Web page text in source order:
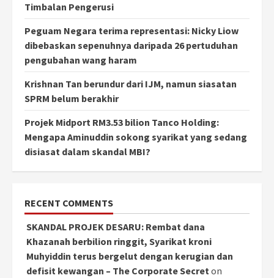
Timbalan Pengerusi
Peguam Negara terima representasi: Nicky Liow
dibebaskan sepenuhnya daripada 26 pertuduhan
pengubahan wang haram
Krishnan Tan berundur dari IJM, namun siasatan
SPRM belum berakhir
Projek Midport RM3.53 bilion Tanco Holding:
Mengapa Aminuddin sokong syarikat yang sedang
disiasat dalam skandal MBI?
RECENT COMMENTS
SKANDAL PROJEK DESARU: Rembat dana
Khazanah berbilion ringgit, Syarikat kroni
Muhyiddin terus bergelut dengan kerugian dan
defisit kewangan – The Corporate Secreton